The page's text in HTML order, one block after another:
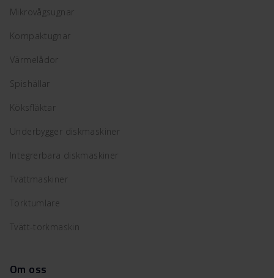
Mikrovågsugnar
Kompaktugnar
Värmelådor
Spishällar
Köksfläktar
Underbygger diskmaskiner
Integrerbara diskmaskiner
Tvättmaskiner
Torktumlare
Tvätt-torkmaskin
Om oss